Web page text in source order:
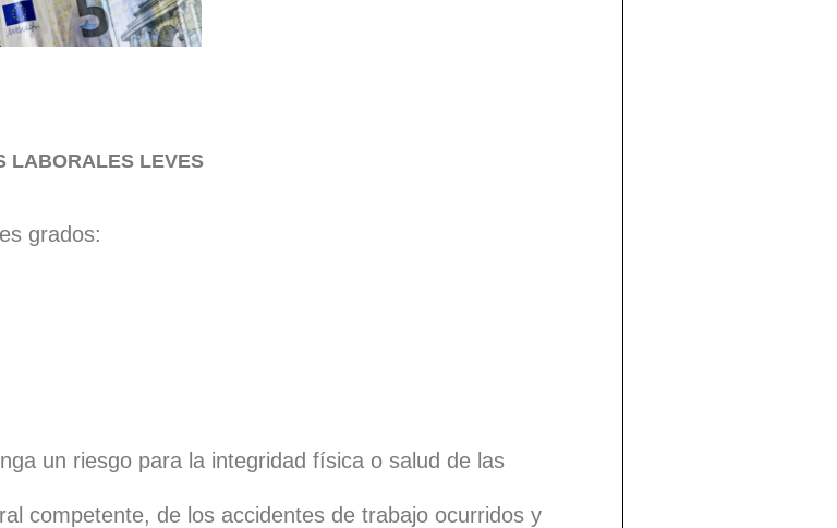
LABORALES LEVES
grados:
un riesgo para la integridad física o salud de las
competente, de los accidentes de trabajo ocurridos y